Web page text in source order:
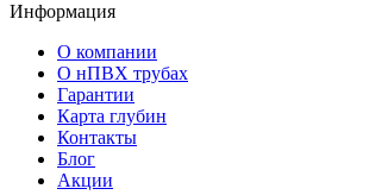
Информация
О компании
О нПВХ трубах
Гарантии
Карта глубин
Контакты
Блог
Акции